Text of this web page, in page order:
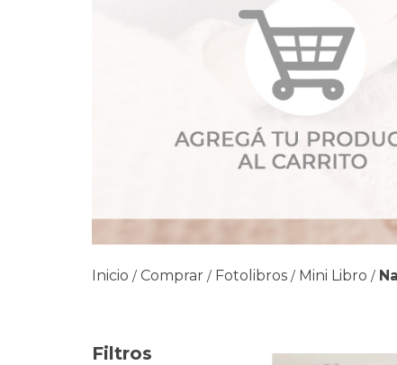
Inicio / Comprar / Fotolibros / Mini Libro /
Filtros